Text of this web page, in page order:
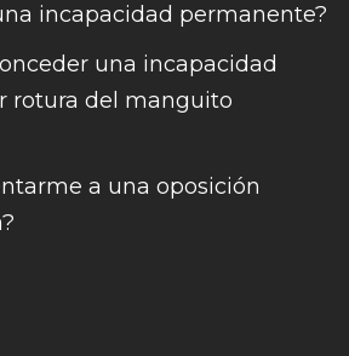
incapacidad permanente?
una incapacidad
rotura del manguito
a una oposición